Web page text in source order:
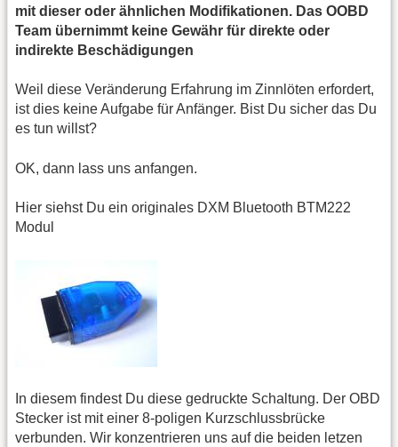
mit dieser oder ähnlichen Modifikationen. Das OOBD
Team übernimmt keine Gewähr für direkte oder
indirekte Beschädigungen
Weil diese Veränderung Erfahrung im Zinnlöten erfordert,
ist dies keine Aufgabe für Anfänger. Bist Du sicher das Du
es tun willst?
OK, dann lass uns anfangen.
Hier siehst Du ein originales DXM Bluetooth BTM222
Modul
In diesem findest Du diese gedruckte Schaltung. Der OBD
Stecker ist mit einer 8-poligen Kurzschlussbrücke
verbunden. Wir konzentrieren uns auf die beiden letzen